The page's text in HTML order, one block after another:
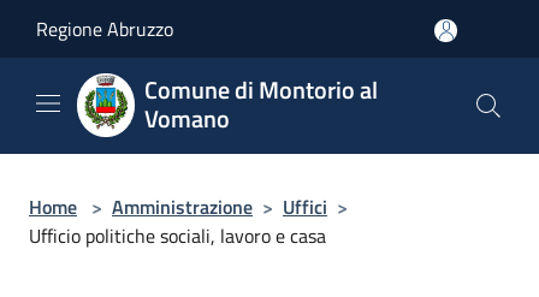
Regione Abruzzo
Comune di Montorio al
Vomano
Home > Amministrazione > Uffici >
Ufficio politiche sociali, lavoro e casa